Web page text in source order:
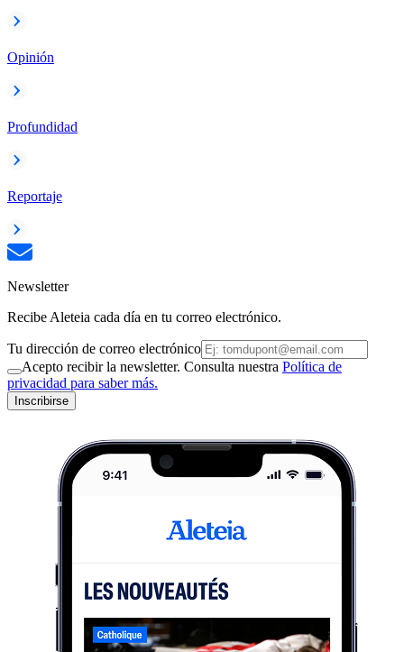
Opinión
Profundidad
Reportaje
Newsletter
Recibe Aleteia cada día en tu correo electrónico.
Tu dirección de correo electrónico
Acepto recibir la newsletter. Consulta nuestra Política de
privacidad para saber más.
Inscribirse